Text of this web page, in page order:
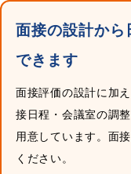
面接の設計から
できます
面接評価の設計に加
接日程・会議室の調
用意しています。面
ください。